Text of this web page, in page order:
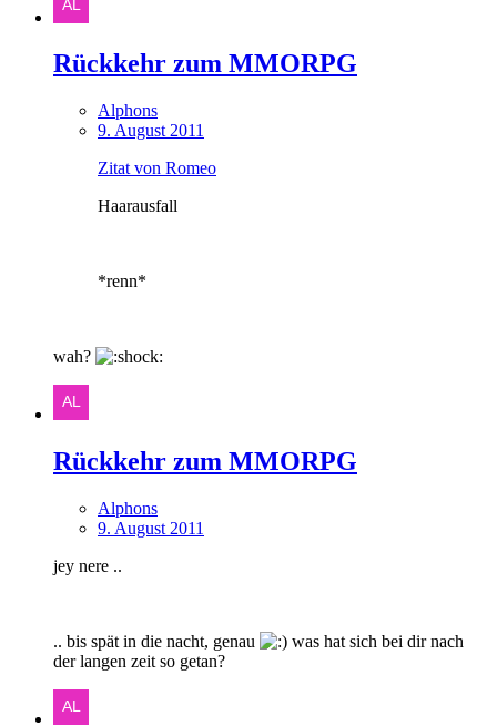
Rückkehr zum MMORPG
Alphons
9. August 2011
Zitat von Romeo
Haarausfall
*renn*
wah?
Rückkehr zum MMORPG
Alphons
9. August 2011
jey nere ..
.. bis spät in die nacht, genau
was hat sich bei dir nach
der langen zeit so getan?